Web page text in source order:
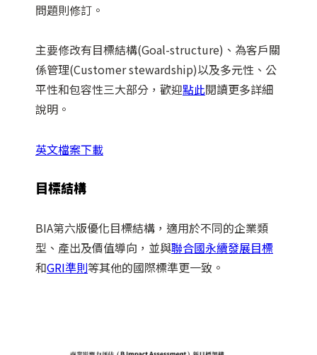
問題則修訂。
主要修改有目標結構(Goal-structure)、為客戶關
係管理(Customer stewardship)以及多元性、公
平性和包容性三大部分，歡迎點此閱讀更多詳細
說明。
英文檔案下載
目標結構
BIA第六版優化目標結構，適用於不同的企業類
型、產出及價值導向，並與聯合國永續發展目標
和GRI準則等其他的國際標準更一致。